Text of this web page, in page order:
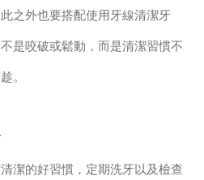
之外也要搭配使用牙線清潔牙
是咬破或鬆動，而是清潔習慣不
。
潔的好習慣，定期洗牙以及檢查